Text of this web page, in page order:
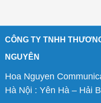
CÔNG TY TNHH
NGUYÊN
Hoa Nguyen
Hà Nội : Yên Hà – Hải